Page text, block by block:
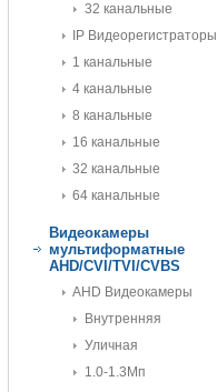
32 канальные
IP Видеорегистраторы
1 канальные
4 канальные
8 канальные
16 канальные
32 канальные
64 канальные
Видеокамеры
мультиформатные
AHD/CVI/TVI/CVBS
AHD Видеокамеры
Внутренняя
Уличная
1.0-1.3Мп